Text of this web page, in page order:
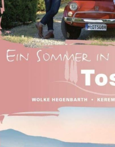
fordert eine
Forderung über die Rudi Jan
Kurzerhand beschließt Jan
Rudi zu machen und folgt ihm